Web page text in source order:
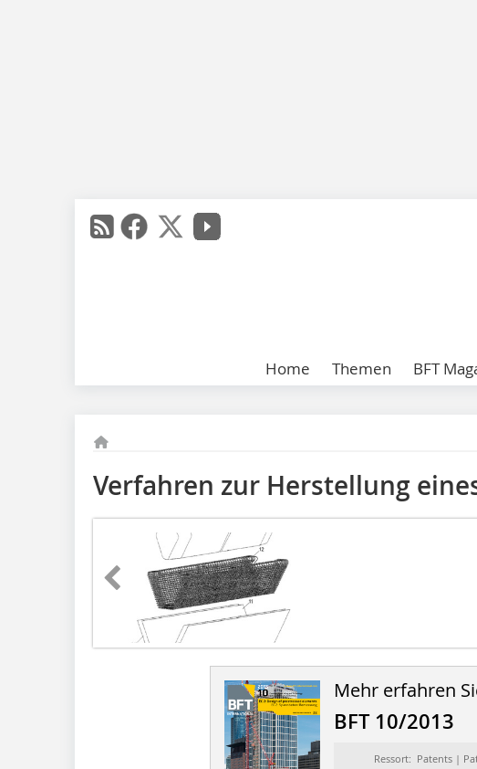
Home Themen BFT
Verfahren zur Herstellung
Mehr erfahren
BFT 10/2013
Ressort: Patents |